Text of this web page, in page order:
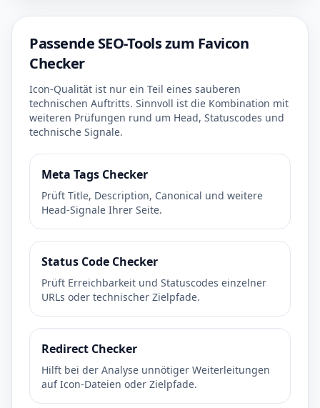
Passende SEO-Tools zum Favicon
Checker
Icon-Qualität ist nur ein Teil eines sauberen
technischen Auftritts. Sinnvoll ist die Kombination mit
weiteren Prüfungen rund um Head, Statuscodes und
technische Signale.
Meta Tags Checker
Prüft Title, Description, Canonical und weitere
Head-Signale Ihrer Seite.
Status Code Checker
Prüft Erreichbarkeit und Statuscodes einzelner
URLs oder technischer Zielpfade.
Redirect Checker
Hilft bei der Analyse unnötiger Weiterleitungen
auf Icon-Dateien oder Zielpfade.